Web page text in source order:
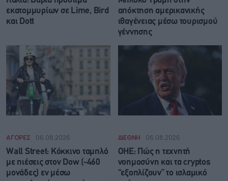
εκατομμυρίων σε Lime, Bird
και Dott
απόκτηση αμερικανικής
ιθαγένειας μέσω τουρισμού
γέννησης
ΑΓΟΡΕΣ 06.08.2026
Wall Street: Κόκκινο ταμπλό
με πιέσεις στον Dow (-460
μονάδες) εν μέσω
ΔΙΕΘΝΗ 06.08.2026
ΟΗΕ: Πώς η τεχνητή
νοημοσύνη και τα cryptos
“εξοπλίζουν” το ισλαμικό